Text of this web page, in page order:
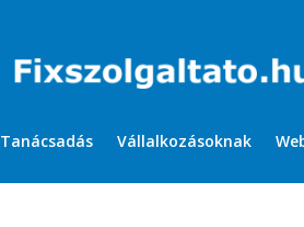
Tanácsadás Vállalkozásoknak